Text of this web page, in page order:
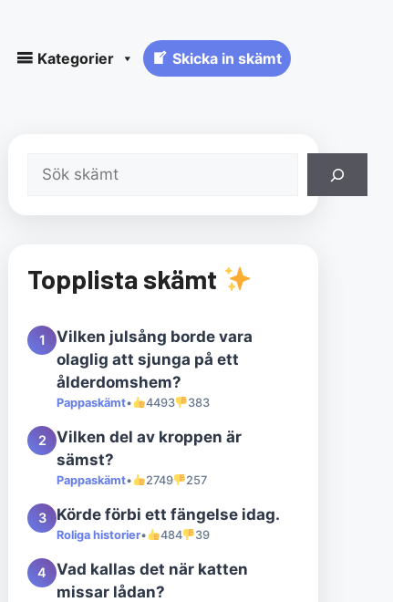
Kategorier Skicka in skämt
Sök
Topplista skämt
1
Vilken julsång borde vara
olaglig att sjunga på ett
ålderdomshem?
Pappaskämt• 4493 383
2
Vilken del av kroppen är
sämst?
Pappaskämt• 2749 257
3 Körde förbi ett fängelse idag.
Roliga historier• 484 39
4
Vad kallas det när katten
missar lådan?